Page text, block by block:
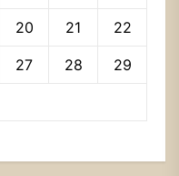
20 21 22
27 28 29